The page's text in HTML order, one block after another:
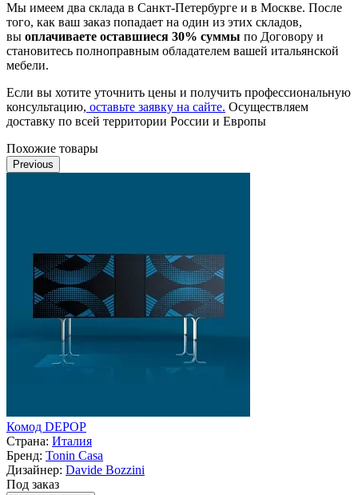
Мы имеем два склада в Санкт-Петербурге и в Москве. После
того, как ваш заказ попадает на один из этих складов,
вы оплачиваете оставшиеся 30% суммы по Договору и
становитесь полноправным обладателем вашей итальянской
мебели.
Если вы хотите уточнить цены и получить профессиональную
консультацию, оставьте заявку на сайте. Осуществляем
доставку по всей территории России и Европы
Похожие товары
Previous
Комод DEPOP
Страна: Италия
Бренд: Tonin Casa
Дизайнер: Davide Bozzini
Под заказ